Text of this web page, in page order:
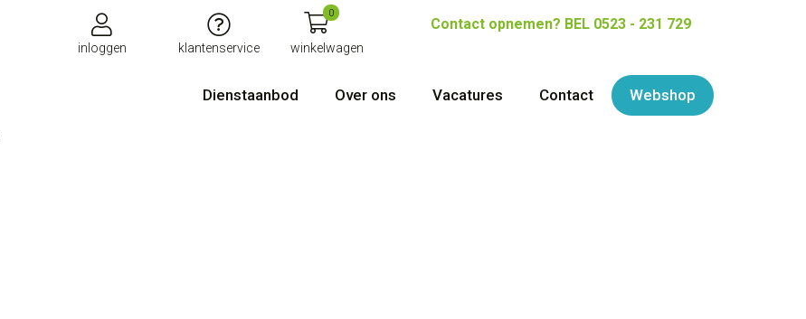
inloggen klantenservice
0
winkelwagen
Contact opnemen? BEL 0523 - 231 729
Dienstaanbod Over ons Vacatures Contact Webshop